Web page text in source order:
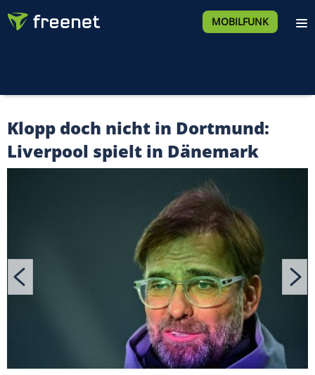
MOBILFUNK
Klopp doch nicht in Dortmund:
Liverpool spielt in Dänemark